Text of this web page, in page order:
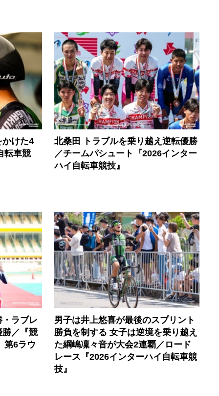
かけた4
転車競
北桑田 トラブルを乗り越え逆転優勝
／チームパシュート『2026インター
ハイ自転車競技』
ラブレ
勝／『競
第6ラウ
男子は井上悠喜が最後のスプリント
勝負を制する 女子は逆境を乗り越え
た綱嶋凜々音が大会2連覇／ロード
レース『2026インターハイ自転車競
技』